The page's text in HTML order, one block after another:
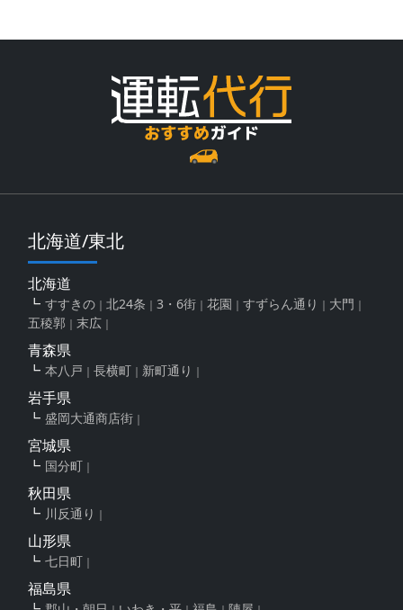
北海道/東北
北海道
すすきの 北24条 3・6街 花園 すずらん通り
大門
五稜郭
末広
青森県
本八戸 長横町 新町通り
岩手県
盛岡大通商店街
宮城県
国分町
秋田県
川反通り
山形県
七日町
福島県